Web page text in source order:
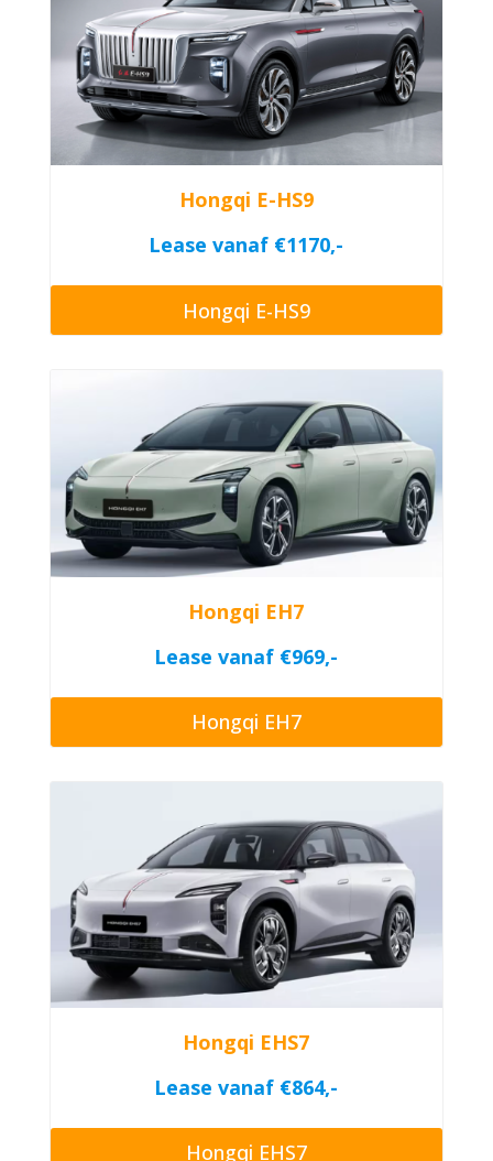
Hongqi E-HS9
Lease vanaf €1170,-
Hongqi E-HS9
Hongqi EH7
Lease vanaf €969,-
Hongqi EH7
Hongqi EHS7
Lease vanaf €864,-
Hongqi EHS7